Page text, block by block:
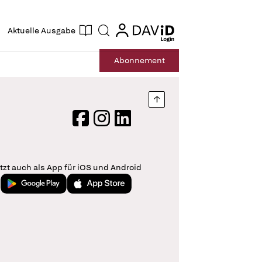
Aktuelle Ausgabe Suche login
login
Abonnement
Nach oben springen
FacebookInstagram
LinkedIn
auch als App für iOS und Android
Jetzt bei Google PlayLaden im App Store